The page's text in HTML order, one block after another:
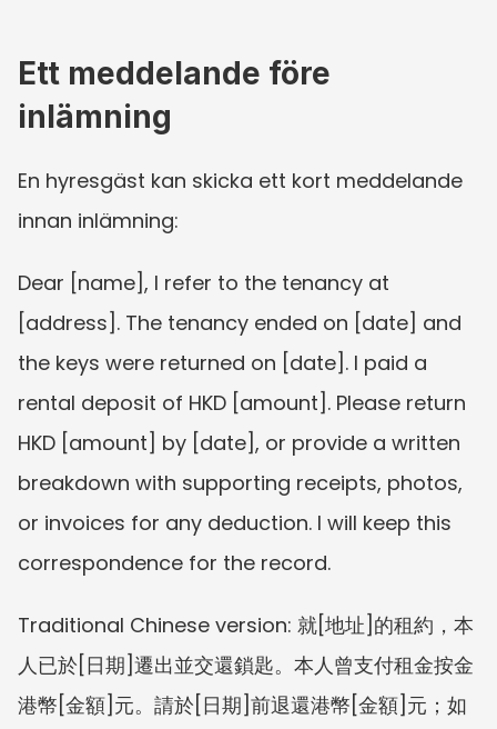
Ett meddelande före
inlämning
En hyresgäst kan skicka ett kort meddelande
innan inlämning:
Dear [name], I refer to the tenancy at
[address]. The tenancy ended on [date] and
the keys were returned on [date]. I paid a
rental deposit of HKD [amount]. Please return
HKD [amount] by [date], or provide a written
breakdown with supporting receipts, photos,
or invoices for any deduction. I will keep this
correspondence for the record.
Traditional Chinese version: 就[地址]的租約，本
人已於[日期]遷出並交還鎖匙。本人曾支付租金按金
港幣[金額]元。請於[日期]前退還港幣[金額]元；如